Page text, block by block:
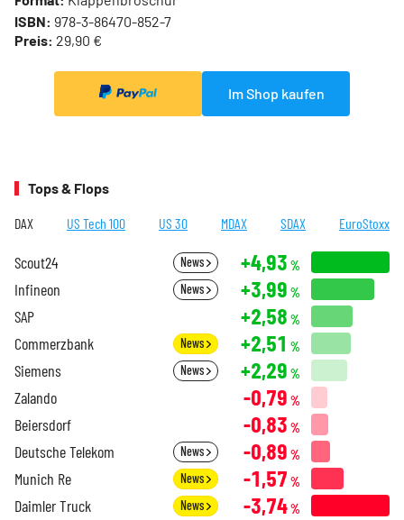
ISBN: 978-3-86470-852-7
Preis: 29,90 €
Im Shop kaufen
Tops & Flops
DAX US Tech 100 US 30 MDAX SDAX EuroStoxx
Scout24 News +4,93 %
Infineon News +3,99 %
SAP +2,58 %
Commerzbank News +2,51 %
Siemens News +2,29 %
Zalando -0,79 %
Beiersdorf -0,83 %
Deutsche Telekom News -0,89 %
Munich Re News -1,57 %
Daimler Truck News -3,74%